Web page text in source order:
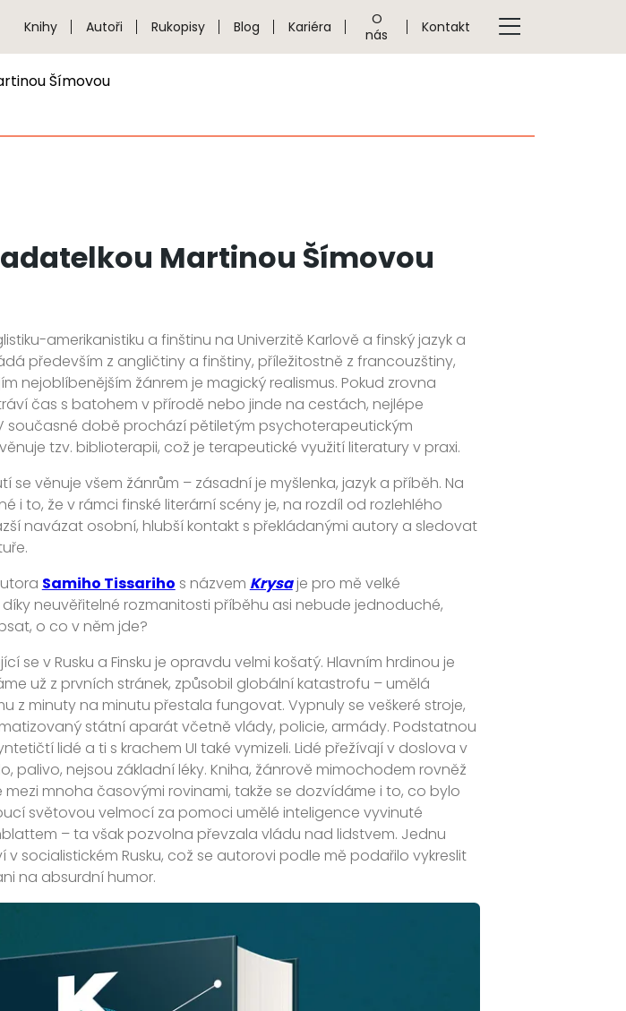
Knihy Autoři Rukopisy Blog Kariéra
O
nás
Kontakt
Šímovou
Martinou Šímovou
amerikanistiku a finštinu na Univerzitě Karlově a finský jazyk a
především z angličtiny a finštiny, příležitostně z francouzštiny,
nejoblíbenějším žánrem je magický realismus. Pokud zrovna
čas s batohem v přírodě nebo jinde na cestách, nejlépe
současné době prochází pětiletým psychoterapeutickým
tzv. biblioterapii, což je terapeutické využití literatury v praxi.
se věnuje všem žánrům – zásadní je myšlenka, jazyk a příběh. Na
i to, že v rámci finské literární scény je, na rozdíl od rozlehlého
navázat osobní, hlubší kontakt s překládanými autory a sledovat
Samiho Tissariho s názvem Krysaje pro mě velké
neuvěřitelné rozmanitosti příběhu asi nebude jednoduché,
o co v něm jde?
se v Rusku a Finsku je opravdu velmi košatý. Hlavním hrdinou je
už z prvních stránek, způsobil globální katastrofu – umělá
z minuty na minutu přestala fungovat. Vypnuly se veškeré stroje,
státní aparát včetně vlády, policie, armády. Podstatnou
lidé a ti s krachem UI také vymizeli. Lidé přežívají v doslova v
palivo, nejsou základní léky. Kniha, žánrově mimochodem rovněž
mezi mnoha časovými rovinami, takže se dozvídáme i to, co bylo
světovou velmocí za pomoci umělé inteligence vyvinuté
– ta však pozvolna převzala vládu nad lidstvem. Jednu
socialistickém Rusku, což se autorovi podle mě podařilo vykreslit
na absurdní humor.